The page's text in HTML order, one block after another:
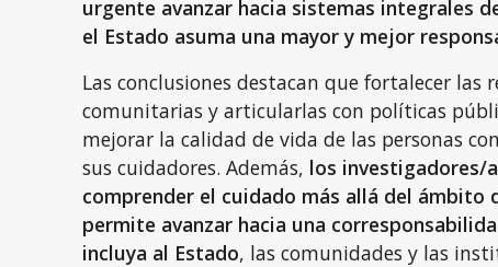
urgente avanzar hacia sistemas integrales
el Estado asuma una mayor y mejor
Las conclusiones destacan que fortalecer las
comunitarias y articularlas con políticas
mejorar la calidad de vida de las personas
sus cuidadores. Además, los investigadores/
comprender el cuidado más allá del ámbito
permite avanzar hacia una
incluya al Estado, las comunidades y las